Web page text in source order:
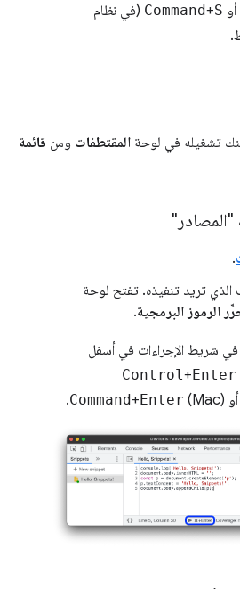
Command+S
(في نظام
تشغيله في لوحة المقتطفات ومن قائمة
.
الذي تريد تنفيذه. تفتح لوحة
الرموز البرمجية.
في شريط الإجراءات في أسفل
Control+Enter
Command+Enter (Mac).